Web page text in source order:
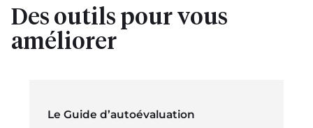
Des outils pour vous
améliorer
Le Guide d’autoévaluation